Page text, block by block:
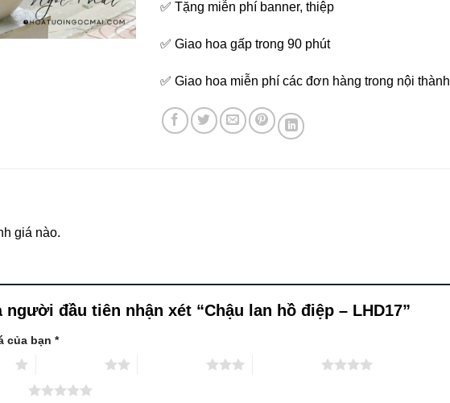
✅ Tặng miễn phí banner, thiệp
✅ Giao hoa gấp trong 90 phút
✅ Giao hoa miễn phí các đơn hàng trong nội thành
giá nào.
người đầu tiên nhận xét “Chậu lan hồ điệp – LHD17”
của bạn *